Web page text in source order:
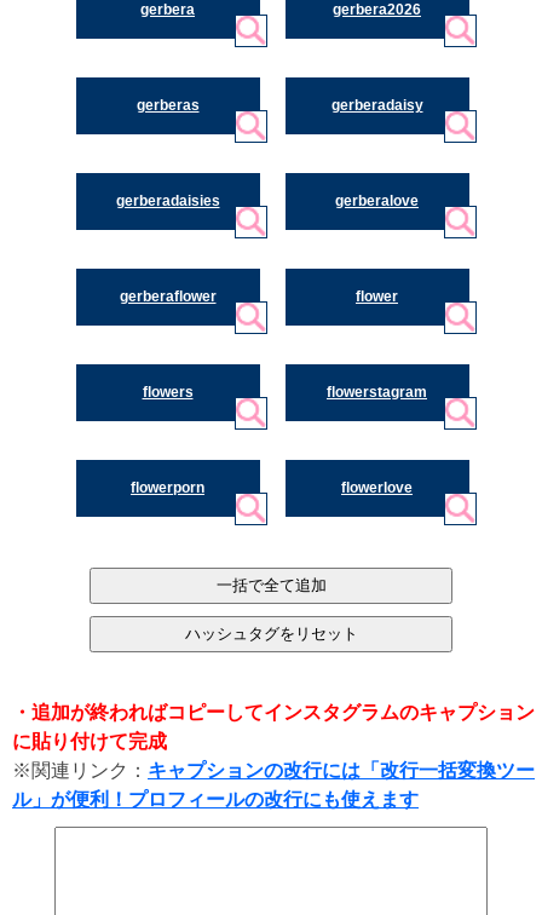
gerbera gerbera2026
gerberas gerberadaisy
gerberadaisies gerberalove
gerberaflower flower
flowers flowerstagram
flowerporn flowerlove
・追加が終わればコピーしてインスタグラムのキャプション
に貼り付けて完成
※関連リンク： キャプションの改行には「改行一括変換ツー
ル」が便利！プロフィールの改行にも使えます